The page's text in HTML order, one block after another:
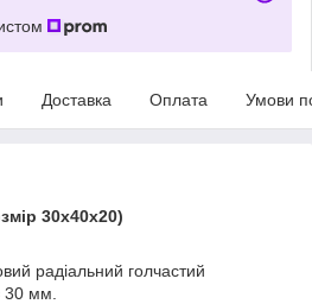
Доставка Оплата Умови
30x40x20)
радіальний голчастий
30 мм.